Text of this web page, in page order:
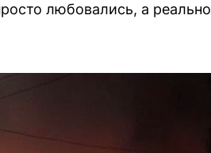
любовались, а реально